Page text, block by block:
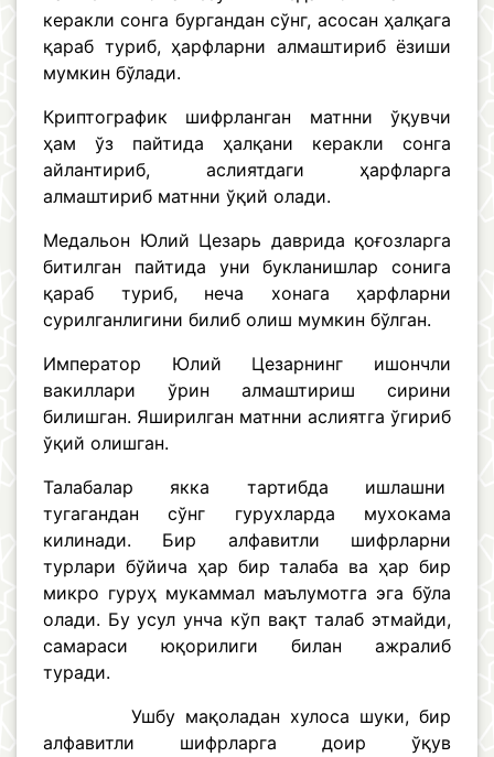
керакли сонга бургандан сўнг, асосан ҳалқага
қараб туриб, ҳарфларни алмаштириб ёзиши
мумкин бўлади.
Криптографик шифрланган матнни ўқувчи
ҳам ўз пайтида ҳалқани керакли сонга
айлантириб, аслиятдаги ҳарфларга
алмаштириб матнни ўқий олади.
Медальон Юлий Цезарь даврида қоғозларга
битилган пайтида уни букланишлар сонига
қараб туриб, неча хонага ҳарфларни
сурилганлигини билиб олиш мумкин бўлган.
Император Юлий Цезарнинг ишончли
вакиллари ўрин алмаштириш сирини
билишган. Яширилган матнни аслиятга ўгириб
ўқий олишган.
Талабалар якка тартибда ишлашни
тугагандан сўнг гурухларда мухокама
килинади. Бир алфавитли шифрларни
турлари бўйича ҳар бир талаба ва ҳар бир
микро гуруҳ мукаммал маълумотга эга бўла
олади. Бу усул унча кўп вақт талаб этмайди,
самараси юқорилиги билан ажралиб
туради.
Ушбу мақоладан хулоса шуки, бир
алфавитли шифрларга доир ўқув